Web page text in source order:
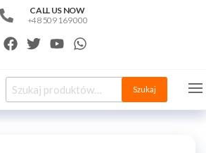
CALL US NOW
+48 509 169 000
Szukaj